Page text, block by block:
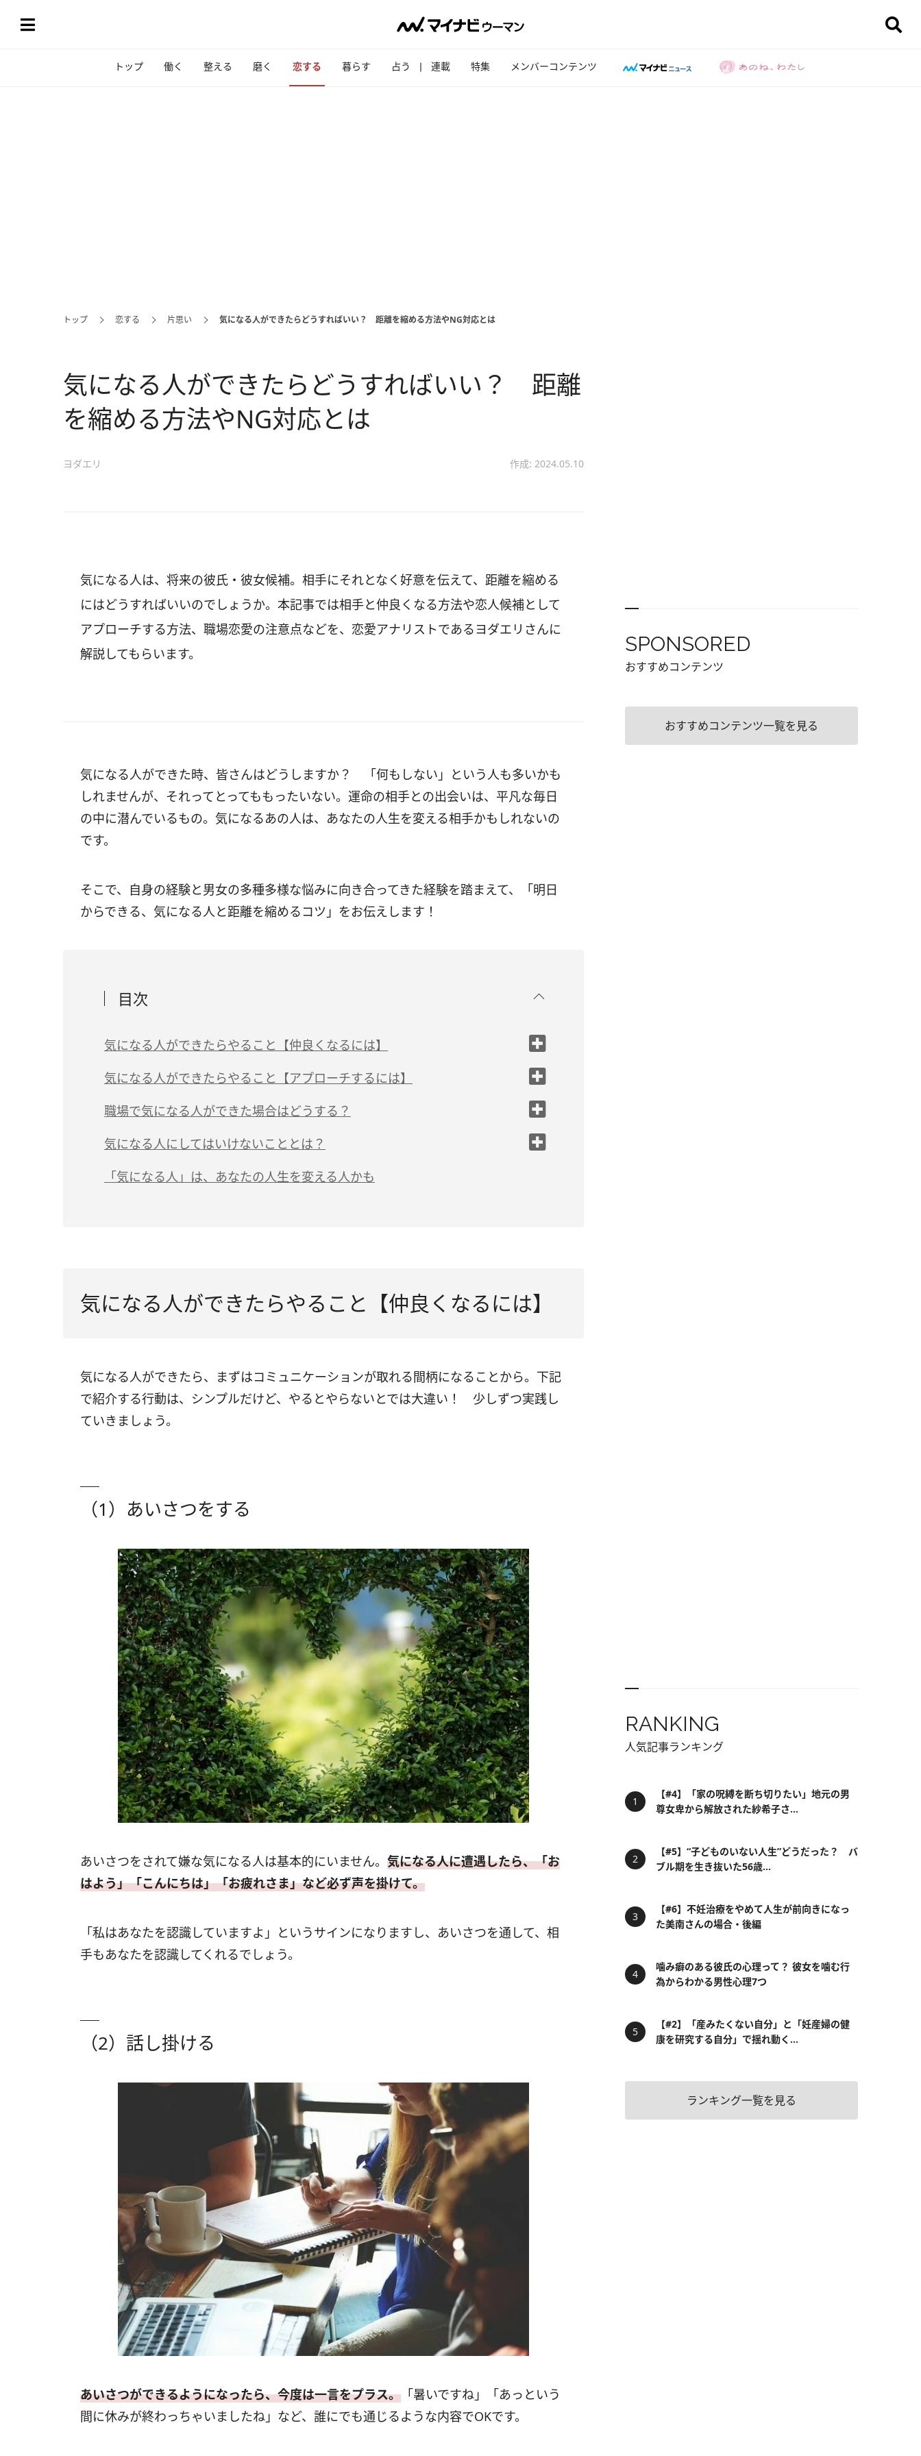
トップ 働く 整える 磨く 恋する 暮らす 占う 連載 特集 メンバーコンテンツ
トップ 恋する 片思い 気になる人ができたらどうすればいい？ 距離を縮める方法やNG対応とは
気になる人ができたらどうすればいい？ 距離
を縮める方法やNG対応とは
ヨダエリ 作成: 2024.05.10
気になる人は、将来の彼氏・彼女候補。相手にそれとなく好意を伝えて、距離を縮める
にはどうすればいいのでしょうか。本記事では相手と仲良くなる方法や恋人候補として
アプローチする方法、職場恋愛の注意点などを、恋愛アナリストであるヨダエリさんに
解説してもらいます。
気になる人ができた時、皆さんはどうしますか？ 「何もしない」という人も多いかも
しれませんが、それってとってももったいない。運命の相手との出会いは、平凡な毎日
の中に潜んでいるもの。気になるあの人は、あなたの人生を変える相手かもしれないの
です。
そこで、自身の経験と男女の多種多様な悩みに向き合ってきた経験を踏まえて、「明日
からできる、気になる人と距離を縮めるコツ」をお伝えします！
目次
気になる人ができたらやること【仲良くなるには】
（1）あいさつをする
（2）話し掛ける
気になる人ができたらやること【アプローチするには】
（1）褒める
（2）質問をする
職場で気になる人ができた場合はどうする？
職場に「気になる人」ができたのなら、職場恋愛に向いている
行動する時は押し付けに注意
気になる人にしてはいけないこととは？
（1）好き避けする
「気になる人」は、あなたの人生を変える人かも
気になる人ができたらやること【仲良くなるには】
気になる人ができたら、まずはコミュニケーションが取れる間柄になることから。下記
で紹介する行動は、シンプルだけど、やるとやらないとでは大違い！ 少しずつ実践し
ていきましょう。
（1）あいさつをする
あいさつをされて嫌な気になる人は基本的にいません。 気になる人に遭遇したら、「お
はよう」「こんにちは」「お疲れさま」など必ず声を掛けて。
「私はあなたを認識していますよ」というサインになりますし、あいさつを通して、相
手もあなたを認識してくれるでしょう。
（2）話し掛ける
あいさつができるようになったら、今度は一言をプラス。 「暑いですね」「あっという
間に休みが終わっちゃいましたね」など、誰にでも通じるような内容でOKです。
SPONSORED
おすすめコンテンツ
おすすめコンテンツ一覧を見る
RANKING
人気記事ランキング
【#4】「家の呪縛を断ち切りたい」地元の男
尊女卑から解放された紗希子さ...
【#5】“子どものいない人生”どうだった？ バ
ブル期を生き抜いた56歳...
【#6】不妊治療をやめて人生が前向きになっ
た美南さんの場合・後編
噛み癖のある彼氏の心理って？ 彼女を噛む行
為からわかる男性心理7つ
【#2】「産みたくない自分」と「妊産婦の健
康を研究する自分」で揺れ動く...
ランキング一覧を見る